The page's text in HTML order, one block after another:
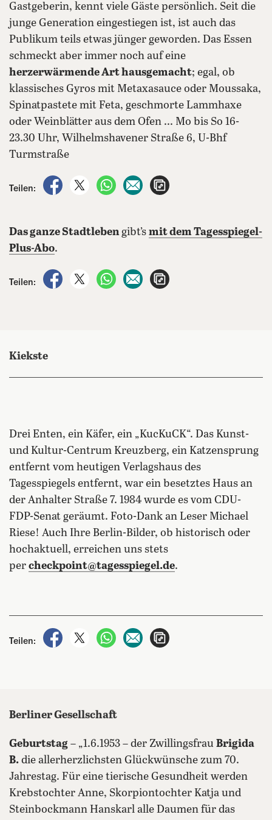
Gastgeberin, kennt viele Gäste persönlich. Seit die
junge Generation eingestiegen ist, ist auch das
Publikum teils etwas jünger geworden. Das Essen
schmeckt aber immer noch auf eine
herzerwärmende Art hausgemacht; egal, ob
klassisches Gyros mit Metaxasauce oder Moussaka,
Spinatpastete mit Feta, geschmorte Lammhaxe
oder Weinblätter aus dem Ofen ... Mo bis So 16-
23.30 Uhr, Wilhelmshavener Straße 6, U-Bhf
Turmstraße
Teilen:
auf Facebook teilen
auf X teilenper WhatsApp teilen
per E-Mail teilen
Das ganze Stadtlebengibt’s mit dem Tagesspiegel-
Plus-Abo.
Teilen:
auf Facebook teilen
auf X teilenper WhatsApp teilen
per E-Mail teilen
Kiekste
Drei Enten, ein Käfer, ein „KucKuCK“. Das Kunst-
und Kultur-Centrum Kreuzberg, ein Katzensprung
entfernt vom heutigen Verlagshaus des
Tagesspiegels entfernt, war ein besetztes Haus an
der Anhalter Straße 7. 1984 wurde es vom CDU-
FDP-Senat geräumt. Foto-Dank an Leser Michael
Riese! Auch Ihre Berlin-Bilder, ob historisch oder
hochaktuell, erreichen uns stets
per checkpoint@tagesspiegel.de.
Teilen:
auf Facebook teilen
auf X teilenper WhatsApp teilen
per E-Mail teilen
Berliner Gesellschaft
Geburtstag – „1.6.1953 – der Zwillingsfrau Brigida
B. die allerherzlichsten Glückwünsche zum 70.
Jahrestag. Für eine tierische Gesundheit werden
Krebstochter Anne, Skorpiontochter Katja und
Steinbockmann Hanskarl alle Daumen für das